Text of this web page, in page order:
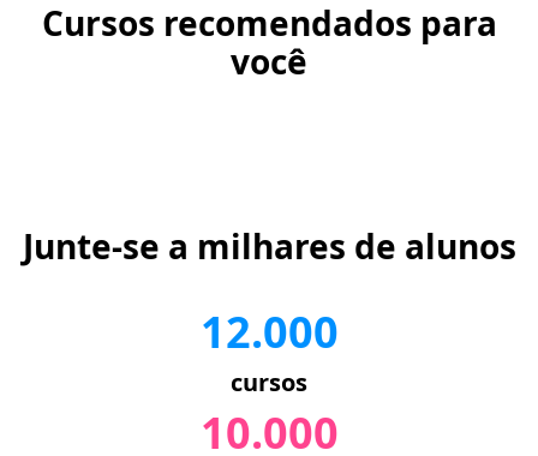
Cursos recomendados para
você
Junte-se a milhares de alunos
12.000
cursos
10.000